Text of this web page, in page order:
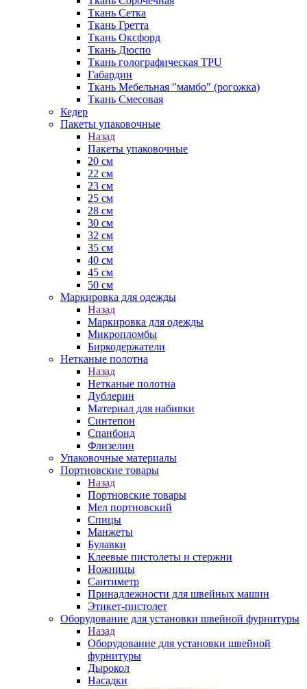
Ткань Сетка
Ткань Гретта
Ткань Оксфорд
Ткань Дюспо
Ткань голографическая TPU
Габардин
Ткань Мебельная "мамбо" (рогожка)
Ткань Смесовая
Кедер
Пакеты упаковочные
Назад
Пакеты упаковочные
20 см
22 см
23 см
25 см
28 см
30 см
32 см
35 см
40 см
45 см
50 см
Маркировка для одежды
Назад
Маркировка для одежды
Микропломбы
Биркодержатели
Нетканые полотна
Назад
Нетканые полотна
Дублерин
Материал для набивки
Синтепон
Спанбонд
Флизелин
Упаковочные материалы
Портновские товары
Назад
Портновские товары
Мел портновский
Спицы
Манжеты
Булавки
Клеевые пистолеты и стержни
Ножницы
Сантиметр
Принадлежности для швейных машин
Этикет-пистолет
Оборудование для установки швейной фурнитуры
Назад
Оборудование для установки швейной
фурнитуры
Дырокол
Насадки